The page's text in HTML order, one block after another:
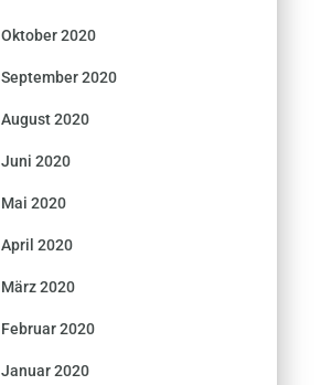
Oktober 2020
September 2020
August 2020
Juni 2020
Mai 2020
April 2020
März 2020
Februar 2020
Januar 2020